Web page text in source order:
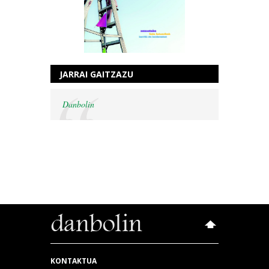
JARRAI GAITZAZU
Danbolin
KONTAKTUA